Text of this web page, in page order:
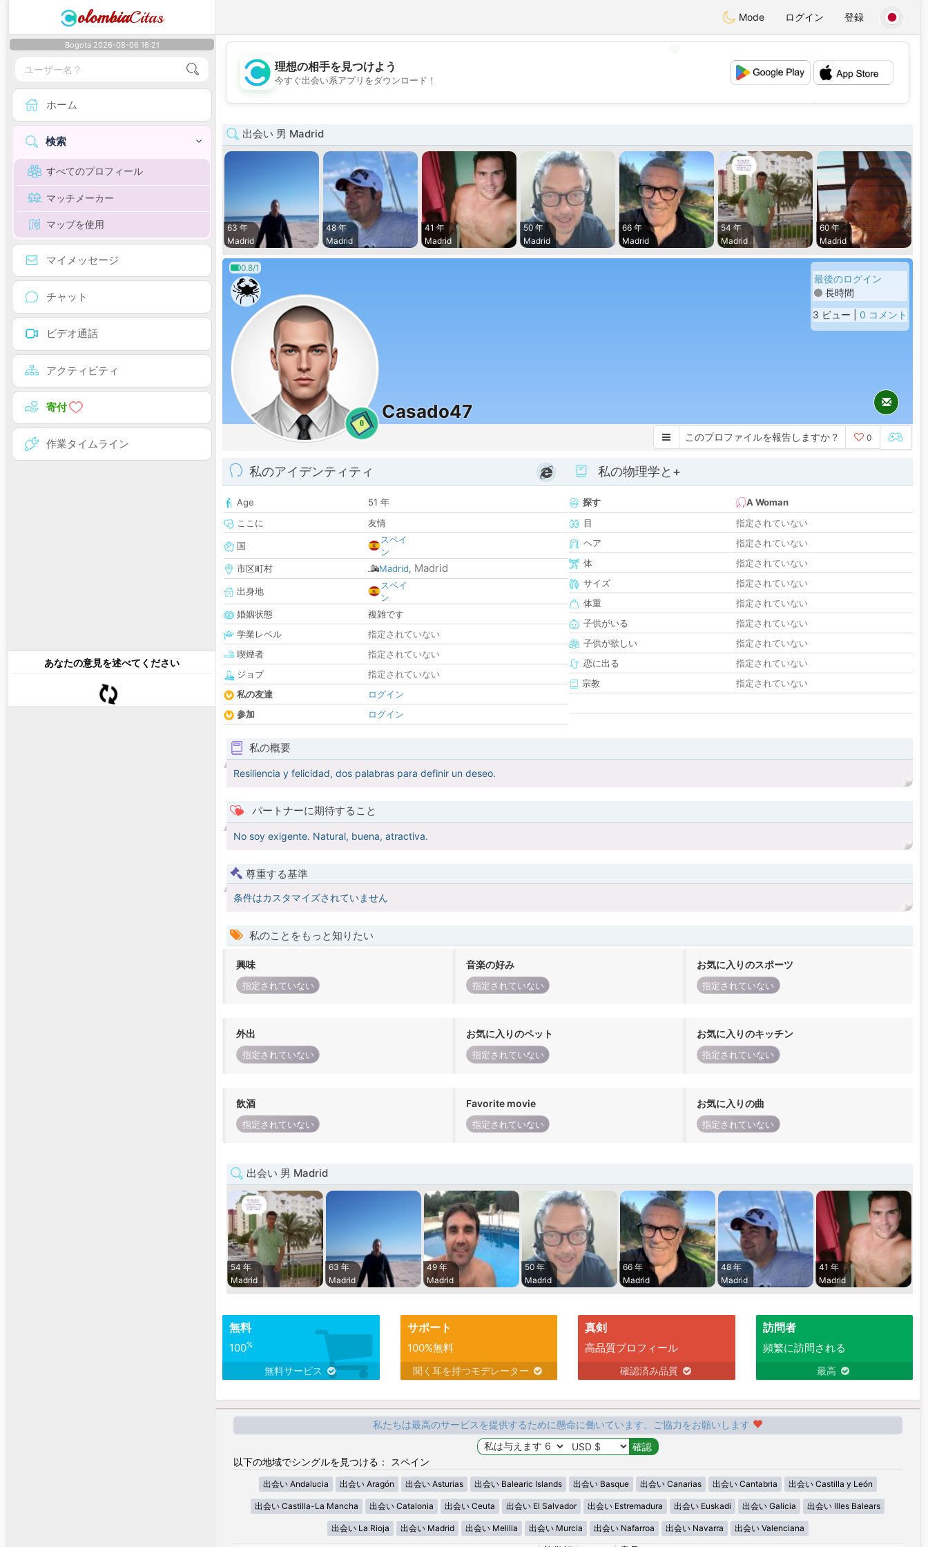
olombiaCitas Mode ログイン 登録
Bogota 2026-08-06 16:21
ホーム
検索
すべてのプロフィール
マッチメーカー
マップを使用
マイメッセージ
チャット
ビデオ通話
アクティビティ
寄付
作業タイムライン
あなたの意見を述べてください
💖
💕
理想の相手を見つけよう
今すぐ出会い系アプリをダウンロード！
出会い 男 Madrid
63 年
Madrid
48 年
Madrid
41 年
Madrid
50 年
Madrid
66 年
Madrid
54 年
Madrid
60 年
Madrid
0.8/1
0
Casado47
最後のログイン
長時間
3 ビュー | 0 コメント
このプロファイルを報告しますか？ 0
私のアイデンティティ
Age
51 年
ここに
友情
国
スペイ
ン
市区町村
Madrid, Madrid
出身地
スペイ
ン
婚姻状態
複雑です
学業レベル
指定されていない
喫煙者
指定されていない
ジョブ
指定されていない
私の友達
ログイン
参加
ログイン
私の物理学と+
探す
A Woman
目
指定されていない
ヘア
指定されていない
体
指定されていない
サイズ
指定されていない
体重
指定されていない
子供がいる
指定されていない
子供が欲しい
指定されていない
恋に出る
指定されていない
宗教
指定されていない
私の概要
Resiliencia y felicidad, dos palabras para definir un deseo.
パートナーに期待すること
No soy exigente. Natural, buena, atractiva.
尊重する基準
条件はカスタマイズされていません
私のことをもっと知りたい
興味
指定されていない
音楽の好み
指定されていない
お気に入りのスポーツ
指定されていない
外出
指定されていない
お気に入りのペット
指定されていない
お気に入りのキッチン
指定されていない
飲酒
指定されていない
Favorite movie
指定されていない
お気に入りの曲
指定されていない
出会い 男 Madrid
54 年
Madrid
63 年
Madrid
49 年
Madrid
50 年
Madrid
66 年
Madrid
48 年
Madrid
41 年
Madrid
無料
100%
無料サービス
サポート
100%無料
聞く耳を持つモデレーター
真剣
高品質プロフィール
確認済み品質
訪問者
頻繁に訪問される
最高
私たちは最高のサービスを提供するために懸命に働いています。ご協力をお願いします
以下の地域でシングルを見つける： スペイン
出会い Andalucia 出会い Aragón 出会い Asturias 出会い Balearic Islands 出会い Basque 出会い Canarias 出会い Cantabria 出会い Castilla y León
出会い Castilla-La Mancha 出会い Catalonia 出会い Ceuta 出会い El Salvador 出会い Estremadura 出会い Euskadi 出会い Galicia 出会い Illes Balears
出会い La Rioja 出会い Madrid 出会い Melilla 出会い Murcia 出会い Nafarroa 出会い Navarra 出会い Valenciana